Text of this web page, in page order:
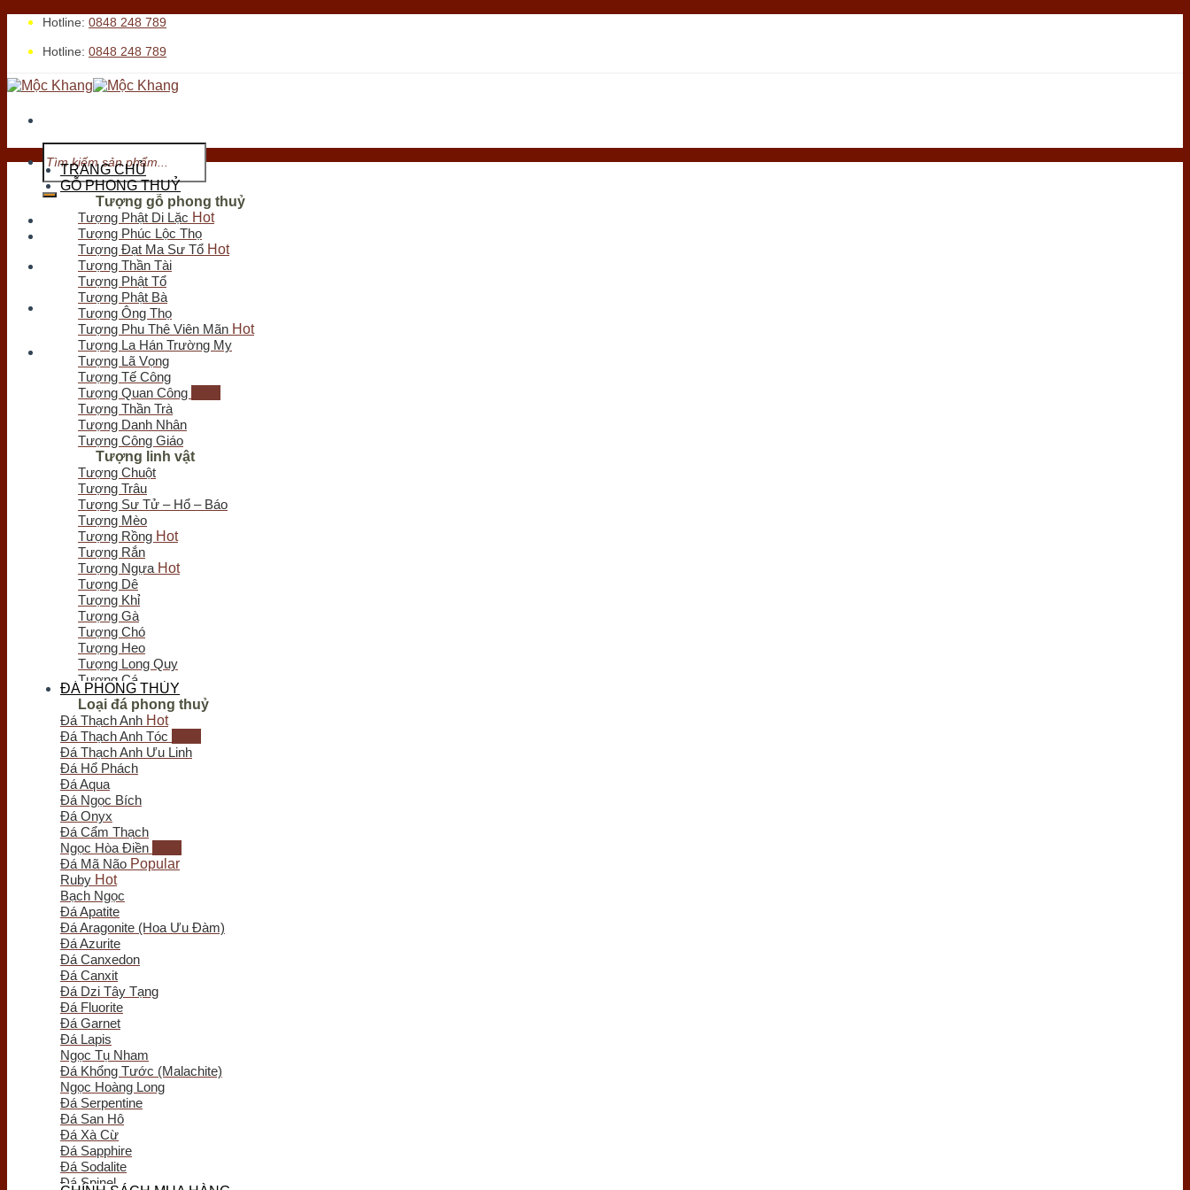
Skip
content
Hotline: 0848 248 789
Hotline: 0848 248 789
Tìm
kiếm:
Tới xem cửa hàng
Tìm
kiếm:
TRANG CHỦ
GỖ PHONG THUỶ
Tượng gỗ phong thuỷ
Tượng Phật Di Lặc
Tượng Phúc Lộc Thọ
Tượng Đạt Ma Sư Tổ
Tượng Thần Tài
Tượng Phật Tổ
Tượng Phật Bà
Tượng Ông Thọ
Tượng Phu Thê Viên Mãn
Tượng La Hán Trường My
Tượng Lã Vọng
Tượng Tế Công
Tượng Quan Công
Tượng Thần Trà
Tượng Danh Nhân
Tượng Công Giáo
Tượng linh vật
Tượng Chuột
Tượng Trâu
Tượng Sư Tử – Hổ – Báo
Tượng Mèo
Tượng Rồng
Tượng Rắn
Tượng Ngựa
Tượng Dê
Tượng Khỉ
Tượng Gà
Tượng Chó
Tượng Heo
Tượng Long Quy
Tượng Cá
Tượng Bò Tót
Tượng Chim
Tượng Nghê - Kỳ Lân
Tượng Thiềm Thừ
Tượng Tỳ Hưu
Tượng Voi
Trầm hương
Trầm Hương Phong Thủy
Tượng Trầm Hương
Vòng Tay Trầm Hương
Nụ - Nhang - Tinh Dầu Trầm Hương
Lư Xông Trầm
Sản phẩm khác
Chum Phú Quý
Lục Bình Gỗ
Quà Tặng Trang Trí
Tranh Gỗ
Tiểu Cảnh Gỗ
Bình Hoa Gỗ
Khay Trà Gỗ
Đồng Hồ Gỗ
Đĩa Gỗ Trang Trí
Nội Thất Gỗ
Phôi - Lũa Gỗ
Đồng Phong Thủy
ĐÁ PHONG THỦY
Loại đá phong thuỷ
Đá Thạch Anh
Đá Thạch Anh Tóc
Đá Thạch Anh Ưu Linh
Đá Hổ Phách
Đá Aqua
Đá Ngọc Bích
Đá Onyx
Đá Cẩm Thạch
Ngọc Hòa Điền
Đá Mã Não
Ruby
Bạch Ngọc
Đá Apatite
Đá Aragonite (Hoa Ưu Đàm)
Đá Azurite
Đá Canxedon
Đá Canxit
Đá Dzi Tây Tạng
Đá Fluorite
Đá Garnet
Đá Lapis
Ngọc Tụ Nham
Đá Khổng Tước (Malachite)
Ngọc Hoàng Long
Đá Serpentine
Đá San Hô
Đá Xà Cừ
Đá Sapphire
Đá Sodalite
Đá Spinel